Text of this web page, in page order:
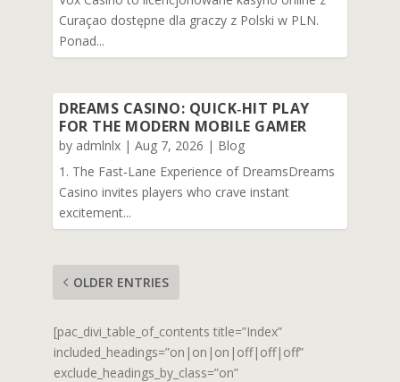
Curaçao dostępne dla graczy z Polski w PLN.
Ponad...
DREAMS CASINO: QUICK‑HIT PLAY
FOR THE MODERN MOBILE GAMER
by admlnlx |Aug 7, 2026 | Blog
1. The Fast‑Lane Experience of DreamsDreams
Casino invites players who crave instant
excitement...
OLDER ENTRIES
[pac_divi_table_of_contents title=”Index”
included_headings=”on|on|on|off|off|off”
exclude_headings_by_class=”on”